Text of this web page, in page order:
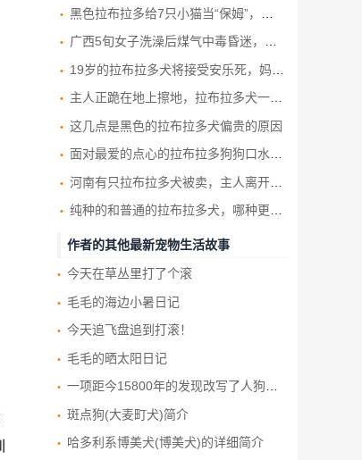
黑色拉布拉多给7只小猫当“保姆”，围着孩子转，还真像一回事
广西5旬女子洗澡后煤气中毒昏迷，宠物狗狗拉布拉多舔脸，刨身体将她唤醒
19岁的拉布拉多犬将接受安乐死，妈最后带它再看一次海，重温感动回忆
主人正跪在地上擦地，拉布拉多犬一口抢过帕子，接下来的一幕把主人惊着了
这几点是黑色的拉布拉多犬偏贵的原因
面对最爱的点心的拉布拉多狗狗口水瀑布流满地，地板都快淹水啦！
河南有只拉布拉多犬被卖，主人离开，狗狗依依不舍：主人，你忘带我了
纯种的和普通的拉布拉多犬，哪种更好养，你知道吗？
作者的其他最新宠物生活故事
今天在草丛里打了个滚
毛毛的海边小暑日记
今天追飞盘追到打滚！
毛毛的晒太阳日记
一项距今15800年的发现改写了人狗友谊的历史
斑点狗(大麦町犬)简介
哈多利系博美犬(博美犬)的详细简介